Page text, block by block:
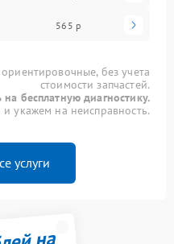
565 р
без учета
стоимости запчастей.
на бесплатную диагностику.
укажем на неисправность.
услуги